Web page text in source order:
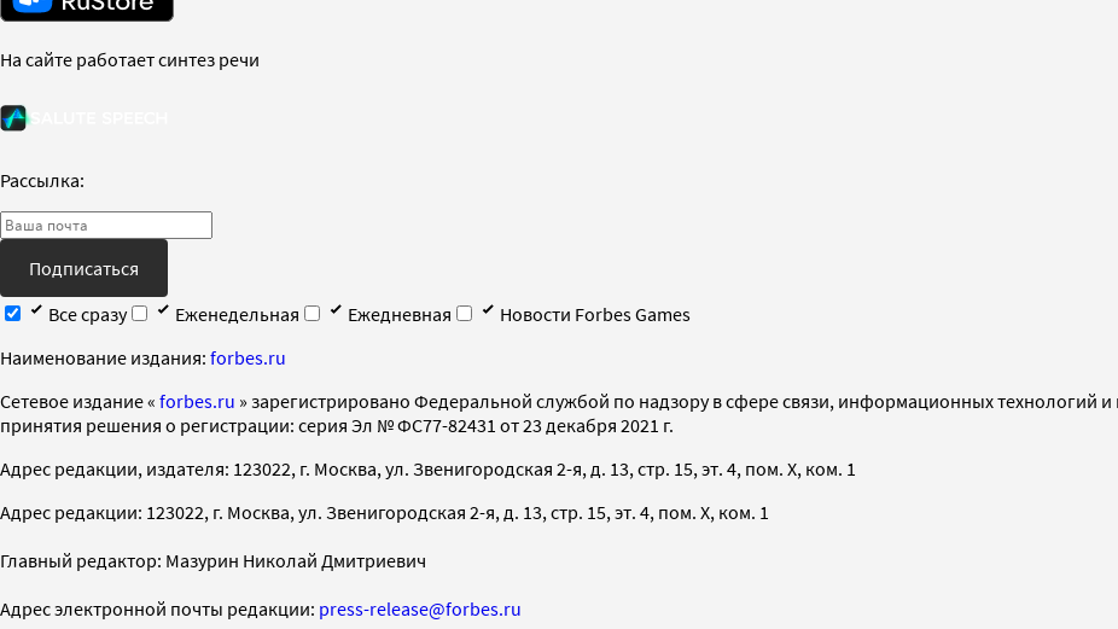
На сайте работает синтез речи
Рассылка:
Подписаться
Все сразу
Еженедельная Ежедневная
Новости Forbes Games
Наименование издания: forbes.ru
Cетевое издание « forbes.ru » зарегистрировано Федеральной службой по надзору в сфере связи, информационных технологий
принятия решения о регистрации: серия Эл № ФС77-82431 от 23 декабря 2021 г.
Адрес редакции, издателя: 123022, г. Москва, ул. Звенигородская 2-я, д. 13, стр. 15, эт. 4, пом. X, ком. 1
Адрес редакции: 123022, г. Москва, ул. Звенигородская 2-я, д. 13, стр. 15, эт. 4, пом. X, ком. 1
Главный редактор: Мазурин Николай Дмитриевич
Адрес электронной почты редакции: press-release@forbes.ru